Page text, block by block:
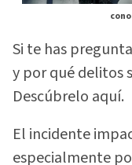
Si te has
y por qué delitos
Descúbrelo aquí.
El incidente
especialmente